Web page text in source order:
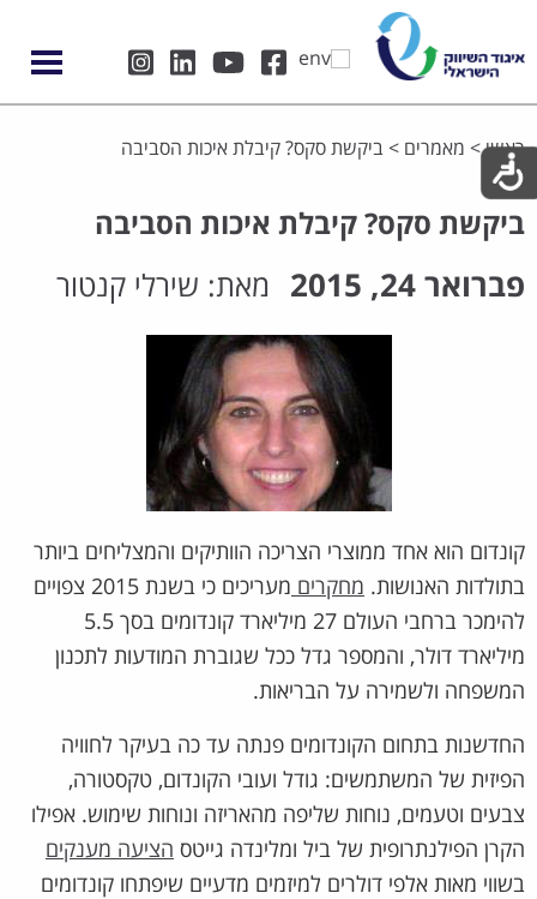
ראשי> מאמרים > ביקשת סקס? קיבלת איכות הסביבה
ביקשת סקס? קיבלת איכות הסביבה
פברואר 24, 2015 מאת: שירלי קנטור
קונדום הוא אחד ממוצרי הצריכה הוותיקים והמצליחים ביותר
בתולדות האנושות. מחקרים
מעריכים כי בשנת 2015 צפויים
להימכר ברחבי העולם 27 מיליארד קונדומים בסך 5.5
מיליארד דולר, והמספר גדל ככל שגוברת המודעות לתכנון
המשפחה ולשמירה על הבריאות.
החדשנות בתחום הקונדומים פנתה עד כה בעיקר לחוויה
הפיזית של המשתמשים: גודל ועובי הקונדום, טקסטורה,
צבעים וטעמים, נוחות שליפה מהאריזה ונוחות שימוש. אפילו
הקרן הפילנתרופית של ביל ומלינדה גייטס הציעה מענקים
בשווי מאות אלפי דולרים למיזמים מדעיים שיפתחו קונדומים